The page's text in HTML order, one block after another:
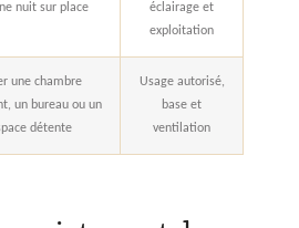
nuit sur place
éclairage et
exploitation
une chambre
un bureau ou un
détente
Usage autorisé,
base et
ventilation